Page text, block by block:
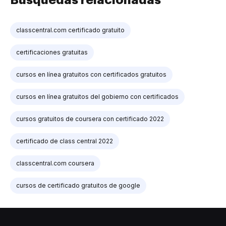
classcentral.com certificado gratuito
certificaciones gratuitas
cursos en línea gratuitos con certificados gratuitos
cursos en línea gratuitos del gobierno con certificados
cursos gratuitos de coursera con certificado 2022
certificado de class central 2022
classcentral.com coursera
cursos de certificado gratuitos de google